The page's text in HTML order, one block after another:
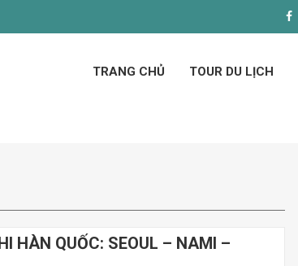
TRANG CHỦ TOUR DU LỊCH
HÀN QUỐC: SEOUL – NAMI –